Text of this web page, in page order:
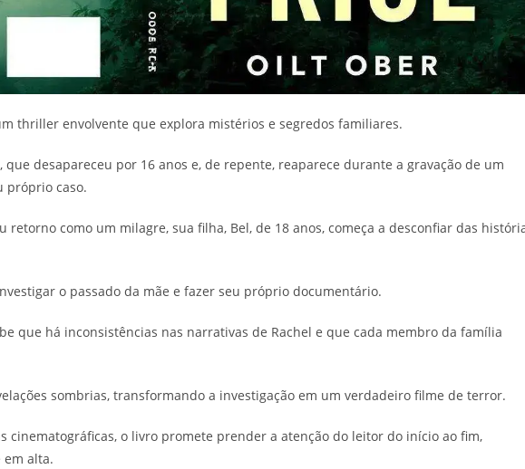
thriller envolvente que explora mistérios e segredos familiares.
desapareceu por 16 anos e, de repente, reaparece durante a gravação de um
próprio caso.
retorno como um milagre, sua filha, Bel, de 18 anos, começa a desconfiar das
o passado da mãe e fazer seu próprio documentário.
que há inconsistências nas narrativas de Rachel e que cada membro da família
sombrias, transformando a investigação em um verdadeiro filme de terror.
cinematográficas, o livro promete prender a atenção do leitor do início ao fim,
em alta.